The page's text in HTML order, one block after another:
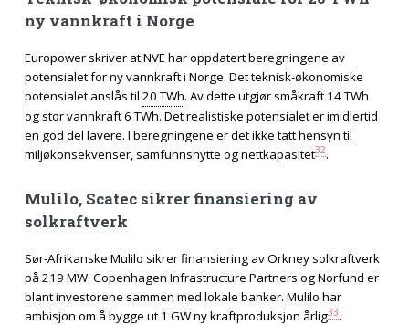
ny vannkraft i Norge
Europower skriver at NVE har oppdatert beregningene av
potensialet for ny vannkraft i Norge. Det teknisk-økonomiske
potensialet anslås til 20 TWh. Av dette utgjør småkraft 14 TWh
og stor vannkraft 6 TWh. Det realistiske potensialet er imidlertid
en god del lavere. I beregningene er det ikke tatt hensyn til
miljøkonsekvenser, samfunnsnytte og nettkapasitet32.
Mulilo, Scatec sikrer finansiering av
solkraftverk
Sør-Afrikanske Mulilo sikrer finansiering av Orkney solkraftverk
på 219 MW. Copenhagen Infrastructure Partners og Norfund er
blant investorene sammen med lokale banker. Mulilo har
ambisjon om å bygge ut 1 GW ny kraftproduksjon årlig33.